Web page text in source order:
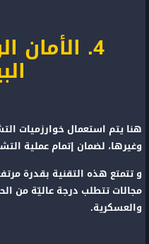
4. الأمان
هنا يتم استعمال خوارزميات
وغيرها، لضمان إتمام عملية
و تتمتع هذه التقنية بقدرة
مجالات تتطلب درجة عاليّة من
والعسكرية.